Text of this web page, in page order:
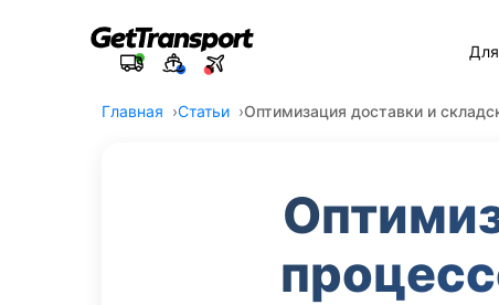
Главная Статьи Оптимизация доставки и